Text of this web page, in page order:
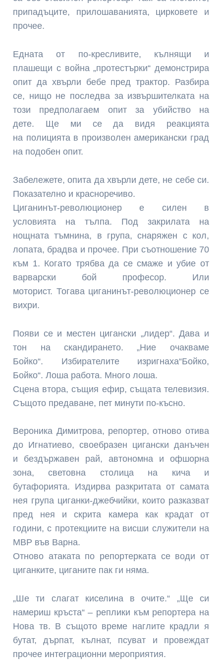
припадъците, прилошаванията, цирковете и
прочее.
Едната от по-кресливите, кълнящи и
плашещи с война „протестърки“ демонстрира
опит да хвърли бебе пред трактор. Разбира
се, нищо не последва за извършителката на
този предполагаем опит за убийство на
дете. Ще ми се да видя реакцията
на полицията в произволен американски град
на подобен опит.
Забележете, опита да хвърли дете, не себе си.
Показателно и красноречиво.
Циганинът-революционер е силен в
условията на тълпа. Под закрилата на
нощната тъмнина, в група, снаряжен с кол,
лопата, брадва и прочее. При съотношение 70
към 1. Когато трябва да се смаже и убие от
варварски бой професор. Или
моторист. Тогава циганинът-революционер се
вихри.
Появи се и местен цигански „лидер“. Дава и
тон на скандирането. „Ние очакваме
Бойко“. Избирателите изригнаха“Бойко,
Бойко“. Лоша работа. Много лоша.
Сцена втора, същия ефир, същата телевизия.
Същото предаване, пет минути по-късно.
Вероника Димитрова, репортер, отново отива
до Игнатиево, своебразен цигански данъчен
и бездържавен рай, автономна и офшорна
зона, световна столица на кича и
бутафорията. Издирва разкритата от самата
нея група циганки-джебчийки, които разказват
пред нея и скрита камера как крадат от
години, с протекциите на висши служители на
МВР във Варна.
Отново атаката по репортерката се води от
циганките, циганите пак ги няма.
„Ше ти слагат киселина в очите.“ „Ще си
намериш кръста“ – реплики към репортера на
Нова тв. В същото време наглите крадли я
бутат, дърпат, кълнат, псуват и провеждат
прочее интеграционни мероприятия.